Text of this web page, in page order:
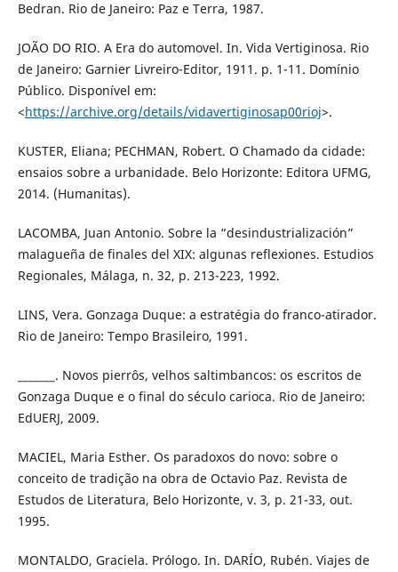
Bedran. Rio de Janeiro: Paz e Terra, 1987.
JOÃO DO RIO. A Era do automovel. In. Vida Vertiginosa. Rio
de Janeiro: Garnier Livreiro-Editor, 1911. p. 1-11. Domínio
Público. Disponível em:
<https://archive.org/details/vidavertiginosap00rioj>.
KUSTER, Eliana; PECHMAN, Robert. O Chamado da cidade:
ensaios sobre a urbanidade. Belo Horizonte: Editora UFMG,
2014. (Humanitas).
LACOMBA, Juan Antonio. Sobre la “desindustrialización”
malagueña de finales del XIX: algunas reflexiones. Estudios
Regionales, Málaga, n. 32, p. 213-223, 1992.
LINS, Vera. Gonzaga Duque: a estratégia do franco-atirador.
Rio de Janeiro: Tempo Brasileiro, 1991.
_______. Novos pierrôs, velhos saltimbancos: os escritos de
Gonzaga Duque e o final do século carioca. Rio de Janeiro:
EdUERJ, 2009.
MACIEL, Maria Esther. Os paradoxos do novo: sobre o
conceito de tradição na obra de Octavio Paz. Revista de
Estudos de Literatura, Belo Horizonte, v. 3, p. 21-33, out.
1995.
MONTALDO, Graciela. Prólogo. In. DARÍO, Rubén. Viajes de